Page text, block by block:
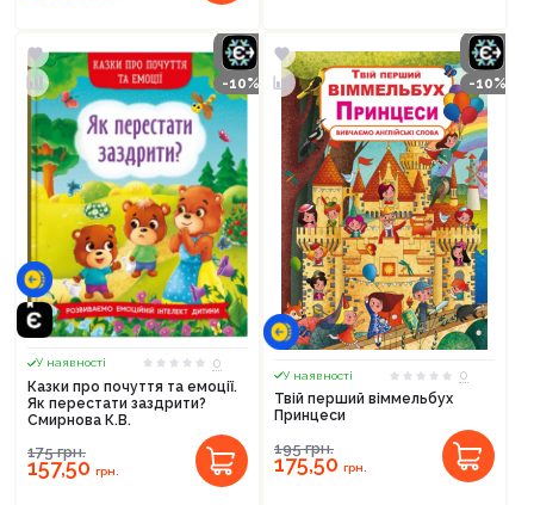
-10%
У наявності
0
Казки про почуття та емоції.
Як перестати заздрити?
Смирнова К.В.
175грн.
157,50 грн.
-10%
У наявності
0
Твій перший віммельбух
Принцеси
195грн.
175,50 грн.
Продовжити покупки
Оформити замовлення